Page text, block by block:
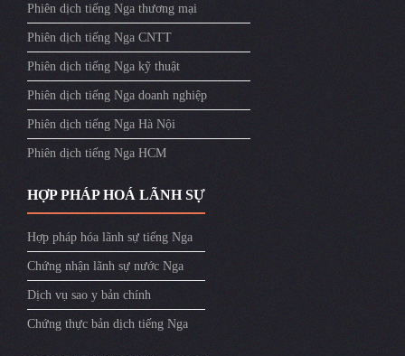
Phiên dịch tiếng Nga thương mại
Phiên dịch tiếng Nga CNTT
Phiên dịch tiếng Nga kỹ thuật
Phiên dịch tiếng Nga doanh nghiệp
Phiên dịch tiếng Nga Hà Nội
Phiên dịch tiếng Nga HCM
HỢP PHÁP HOÁ LÃNH SỰ
Hợp pháp hóa lãnh sự tiếng Nga
Chứng nhận lãnh sự nước Nga
Dịch vụ sao y bản chính
Chứng thực bản dịch tiếng Nga